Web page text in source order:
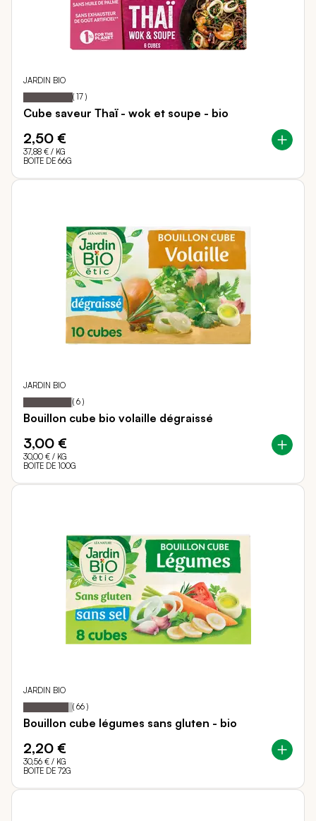
JARDIN BIO
Notation: 100
% of
( 17 )
Cube saveur Thaï - wok et soupe - bio
2,50 €
37,88 € / KG
BOITE DE 66G
JARDIN BIO
Notation: 97
% of
( 6 )
Bouillon cube bio volaille dégraissé
3,00 €
30,00 € / KG
BOITE DE 100G
JARDIN BIO
Notation: 92
% of
( 66 )
Bouillon cube légumes sans gluten - bio
2,20 €
30,56 € / KG
BOITE DE 72G